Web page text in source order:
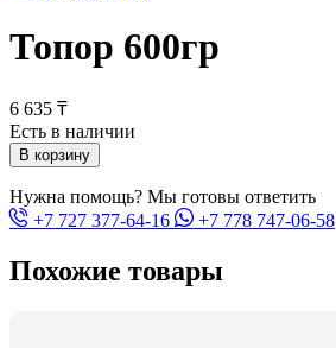
Топор 600гр
6 635 ₸
Есть в наличии
В корзину
Нужна помощь? Мы готовы ответить
+7 727 377-64-16
+7 778 747-06-58
Похожие товары